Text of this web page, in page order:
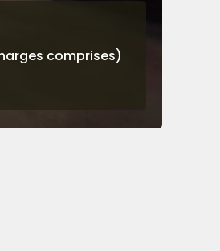
comprises)